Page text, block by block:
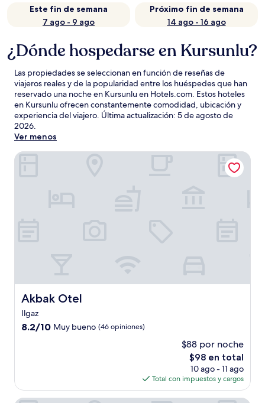
Este fin de semana
7 ago - 9 ago
Próximo fin de semana
14 ago - 16 ago
¿Dónde hospedarse en Kursunlu?
Las propiedades se seleccionan en función de reseñas de
viajeros reales y de la popularidad entre los huéspedes que han
reservado una noche en Kursunlu en Hotels.com. Estos hoteles
en Kursunlu ofrecen constantemente comodidad, ubicación y
experiencia del viajero. Última actualización: 5 de agosto de
2026.
Ver menos
Akbak Otel
Akbak Otel
Ilgaz
8.2
opiniones)
8.2/10 Muy bueno (46 opiniones)
$88 por noche
El
precio
actual
es
de
$98 en total
10 ago - 11 ago
Total con impuestos y cargos
Akbak Otel